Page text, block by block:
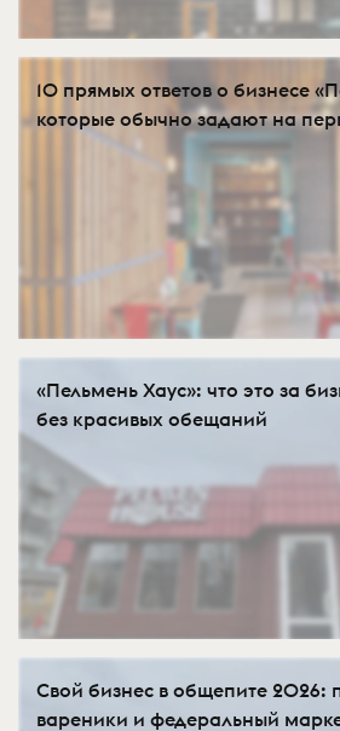
10 прямых ответов о бизнесе
которые обычно задают на
«Пельмень Хаус»: что это за
без красивых обещаний
Свой бизнес в общепите 2026:
вареники и федеральный